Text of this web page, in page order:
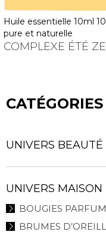
huile essentielle 10ml 100%
pure et naturelle
COMPLEXE ÉTÉ
CATÉGORIES
UNIVERS BEAUTÉ
UNIVERS MAISON
BOUGIES
BRUMES